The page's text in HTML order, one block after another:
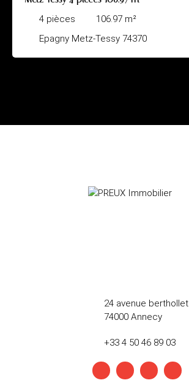
4 pièces 106.97 m²
Epagny Metz-Tessy 74370
24 avenue berthollet
74000 Annecy
+33 4 50 46 89 03